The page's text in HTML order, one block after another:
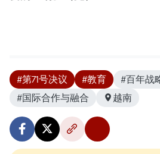
#第71号决议 #教育
#百年战
#国际合作与融合
越南